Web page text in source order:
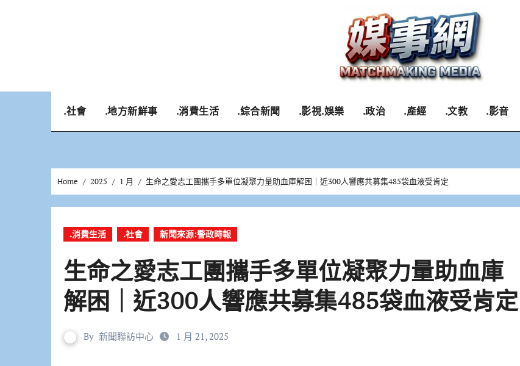
.社會 .地方新鮮事 .消費生活 .綜合新聞 .影視.娛樂 .政治 .產經 .文教 .影音
Home 2025 1 月 生命之愛志工團攜手多單位凝聚力量助血庫解困｜近300人響應共募集485袋血液受肯定
.消費生活 .社會 新聞來源:警政時報
生命之愛志工團攜手多單位凝聚力量助血庫
解困｜近300人響應共募集485袋血液受肯定
By 新聞聯訪中心 1 月 21, 2025